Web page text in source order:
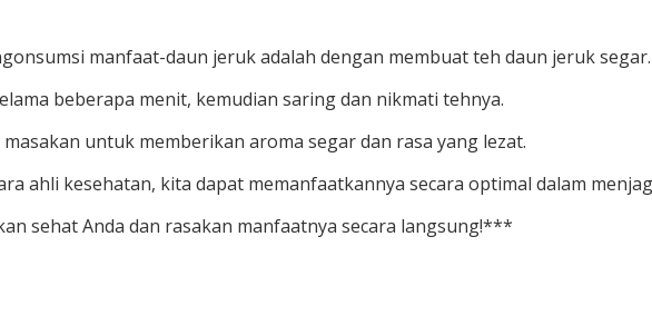
manfaat-daun jeruk adalah dengan membuat teh daun jeruk segar.
beberapa menit, kemudian saring dan nikmati tehnya.
untuk memberikan aroma segar dan rasa yang lezat.
ahli kesehatan, kita dapat memanfaatkannya secara optimal dalam
sehat Anda dan rasakan manfaatnya secara langsung!***